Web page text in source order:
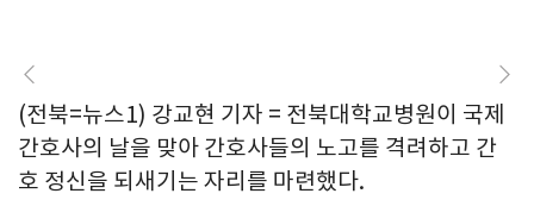
(전북=뉴스1) 강교현 기자 = 전북대학교병원이 국제
간호사의 날을 맞아 간호사들의 노고를 격려하고 간
호 정신을 되새기는 자리를 마련했다.